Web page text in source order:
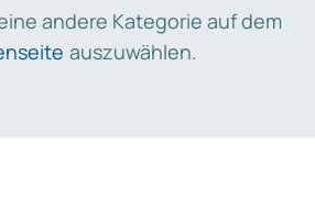
andere Kategorie auf dem
auszuwählen.